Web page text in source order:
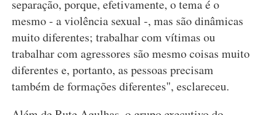
separação, porque, efetivamente, o tema é o
mesmo - a violência sexual -, mas são dinâmicas
muito diferentes; trabalhar com vítimas ou
trabalhar com agressores são mesmo coisas muito
diferentes e, portanto, as pessoas precisam
também de formações diferentes", esclareceu.